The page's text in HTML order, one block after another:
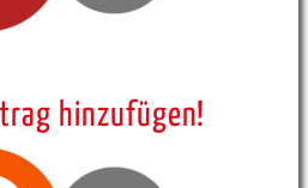
hinzufügen!